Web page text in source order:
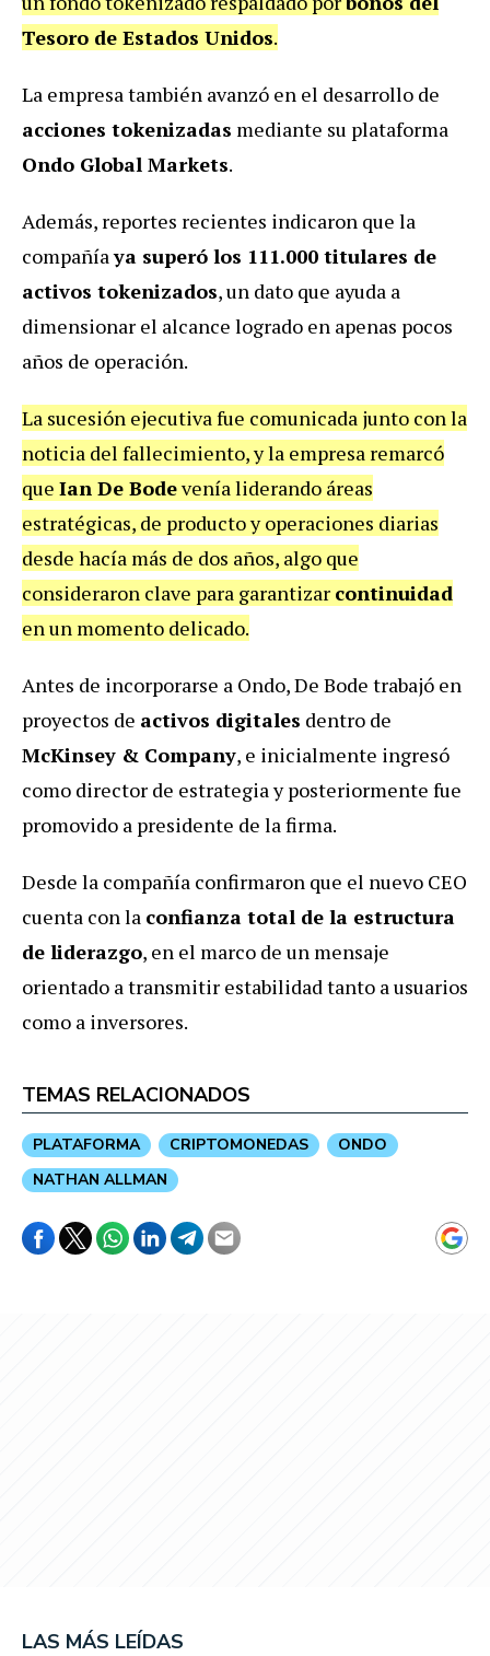
Tesoro de Estados Unidos.
La empresa también avanzó en el desarrollo de
acciones tokenizadas mediante su plataforma
Ondo Global Markets.
Además, reportes recientes indicaron que la
compañíaya superó los 111.000 titulares de
activos tokenizados, un dato que ayuda a
dimensionar el alcance logrado en apenas pocos
años de operación.
La sucesión ejecutiva fue comunicada junto con la
noticia del fallecimiento, y la empresa remarcó
que Ian De Bodevenía liderando áreas
estratégicas, de producto y operaciones diarias
desde hacía más de dos años, algo que
consideraron clave para garantizar continuidad
en un momento delicado.
Antes de incorporarse a Ondo, De Bode trabajó en
proyectos de activos digitales dentro de
McKinsey & Company, e inicialmente ingresó
como director de estrategia y posteriormente fue
promovido a presidente de la firma.
Desde la compañía confirmaron que el nuevo CEO
cuenta con la confianza total de la estructura
de liderazgo, en el marco de un mensaje
orientado a transmitir estabilidad tanto a usuarios
como a inversores.
TEMAS RELACIONADOS
PLATAFORMA CRIPTOMONEDAS
ONDO
NATHAN ALLMAN
LAS MÁS LEÍDAS